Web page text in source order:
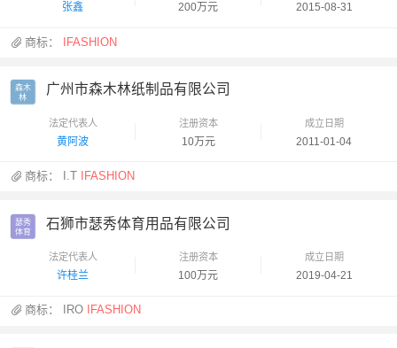
张鑫 200万元 2015-08-31
商标： IFASHION
森木
林
广州市森木林纸制品有限公司
法定代表人
黄阿波
注册资本
10万元
成立日期
2011-01-04
商标： I.T IFASHION
瑟秀
体育
石狮市瑟秀体育用品有限公司
法定代表人
许桂兰
注册资本
100万元
成立日期
2019-04-21
商标： IRO IFASHION